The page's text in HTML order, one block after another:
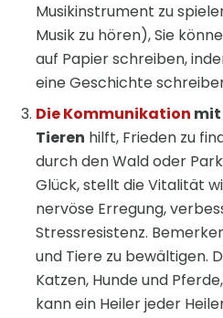
Musikinstrument zu
Musik zu hören), Sie
auf Papier schreiben,
eine Geschichte
Die Kommunikation mit
Tieren hilft, Frieden zu
durch den Wald oder
Glück, stellt die Vitalität
nervöse Erregung,
Stressresistenz.
und Tiere zu bewältigen.
Katzen, Hunde und
kann ein Heiler jeder